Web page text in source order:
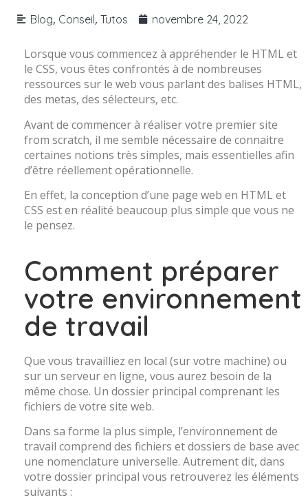
Blog, Conseil, Tutos novembre 24, 2022
Lorsque vous commencez à appréhender le HTML et
le CSS, vous êtes confrontés à de nombreuses
ressources sur le web vous parlant des balises HTML,
des metas, des sélecteurs, etc.
Avant de commencer à réaliser votre premier site
from scratch, il me semble nécessaire de connaitre
certaines notions très simples, mais essentielles afin
d’être réellement opérationnelle.
En effet, la conception d’une page web en HTML et
CSS est en réalité beaucoup plus simple que vous ne
le pensez.
Comment préparer
votre environnement
de travail
Que vous travailliez en local (sur votre machine) ou
sur un serveur en ligne, vous aurez besoin de la
même chose. Un dossier principal comprenant les
fichiers de votre site web.
Dans sa forme la plus simple, l’environnement de
travail comprend des fichiers et dossiers de base avec
une nomenclature universelle. Autrement dit, dans
votre dossier principal vous retrouverez les éléments
suivants :